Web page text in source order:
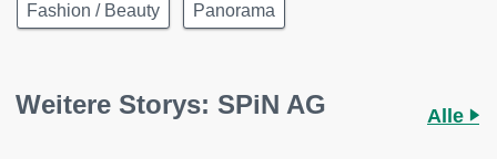
Fashion / Beauty Panorama
Weitere Storys: SPiN AG Alle